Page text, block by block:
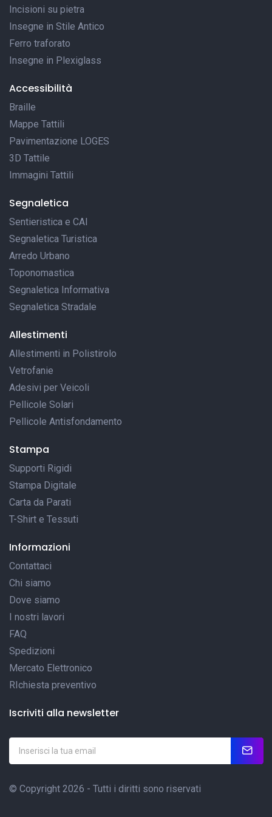
Incisioni su pietra
Insegne in Stile Antico
Ferro traforato
Insegne in Plexiglass
Accessibilità
Braille
Mappe Tattili
Pavimentazione LOGES
3D Tattile
Immagini Tattili
Segnaletica
Sentieristica e CAI
Segnaletica Turistica
Arredo Urbano
Toponomastica
Segnaletica Informativa
Segnaletica Stradale
Allestimenti
Allestimenti in Polistirolo
Vetrofanie
Adesivi per Veicoli
Pellicole Solari
Pellicole Antisfondamento
Stampa
Supporti Rigidi
Stampa Digitale
Carta da Parati
T-Shirt e Tessuti
Informazioni
Contattaci
Chi siamo
Dove siamo
I nostri lavori
FAQ
Spedizioni
Mercato Elettronico
RIchiesta preventivo
Iscriviti alla newsletter
© Copyright 2026 - Tutti i diritti sono riservati